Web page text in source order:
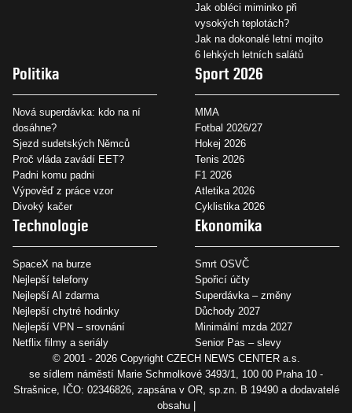
Jak obléci miminko při
vysokých teplotách?
Jak na dokonalé letní mojito
6 lehkých letních salátů
Politika
Nová superdávka: kdo na ní
dosáhne?
Sjezd sudetských Němců
Proč vláda zavádí EET?
Padni komu padni
Výpověď z práce vzor
Divoký kačer
Sport 2026
MMA
Fotbal 2026/27
Hokej 2026
Tenis 2026
F1 2026
Atletika 2026
Cyklistika 2026
Technologie
SpaceX na burze
Nejlepší telefony
Nejlepší AI zdarma
Nejlepší chytré hodinky
Nejlepší VPN – srovnání
Netflix filmy a seriály
Ekonomika
Smrt OSVČ
Spořicí účty
Superdávka – změny
Důchody 2027
Minimální mzda 2027
Senior Pas – slevy
© 2001 - 2026 Copyright CZECH NEWS CENTER a.s.
se sídlem náměstí Marie Schmolkové 3493/1, 100 00 Praha 10 -
Strašnice, IČO: 02346826, zapsána v OR, sp.zn. B 19490 a dodavatelé
obsahu